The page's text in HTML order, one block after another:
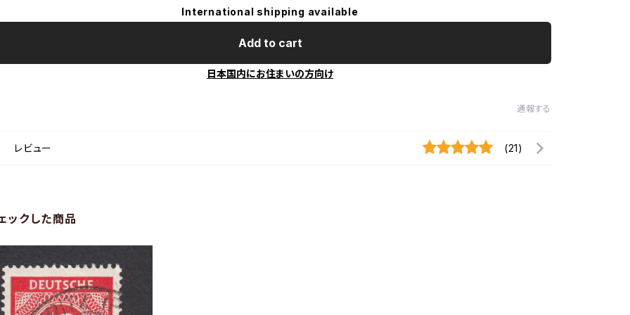
International shipping available
Add to cart
日本国内にお住まいの方向け
通報する
レビュー (21)
ックした商品